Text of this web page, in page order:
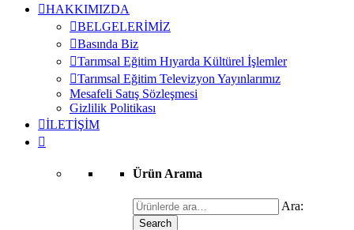
HAKKIMIZDA
BELGELERİMİZ
Basında Biz
Tarımsal Eğitim Hıyarda Kültürel İşlemler
Tarımsal Eğitim Televizyon Yayınlarımız
Mesafeli Satış Sözleşmesi
Gizlilik Politikası
İLETİŞİM
Ürün Arama
Ara:
Search